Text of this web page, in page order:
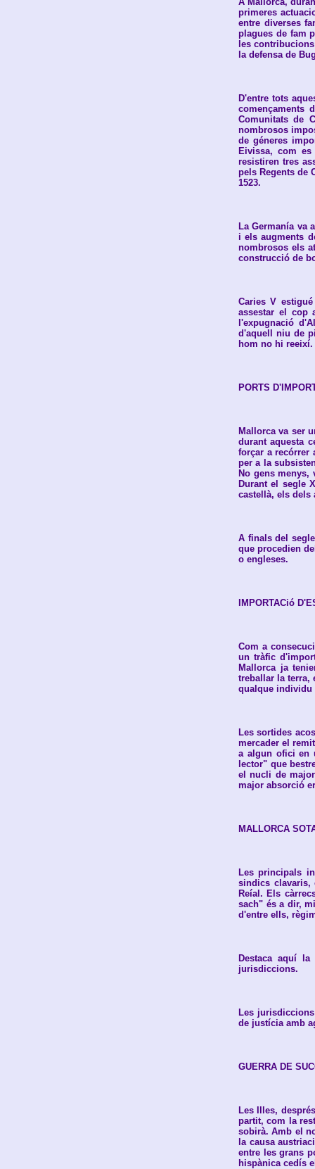
primeres
entre diverses
plagues de fam
les
la defensa de
D'entre tots
començaments
Comunitats de
nombrosos
de géneres
Eivissa, com
resistiren tres
pels Regents de
1523.
La Germanía va
i els augments
nombrosos els
construcció de
Caries V
assestar el cop
l'expugnació
d'aquell niu de
hom no hi reeixí.
PORTS
Mallorca va ser
durant aquesta
forçar a recórrer
per a la
No gens
Durant el segle
castellà, els dels
A finals del
que procedien
o engleses.
IMPORTACió
Com a
un tràfic
Mallorca ja
treballar la terra,
qualque individu
Les sortides
mercader el
a algun ofici en
lector" que
el nucli de
major absorció
MALLORCA
Les principals
sindics clavaris,
Reíal. Els
sach" és a dir,
d'entre ells,
Destaca aquí
jurisdiccions.
Les
de justícia amb
GUERRA DE
Les Illes,
partit, com la
sobirà. Amb el
la causa
entre les grans
hispànica cedís